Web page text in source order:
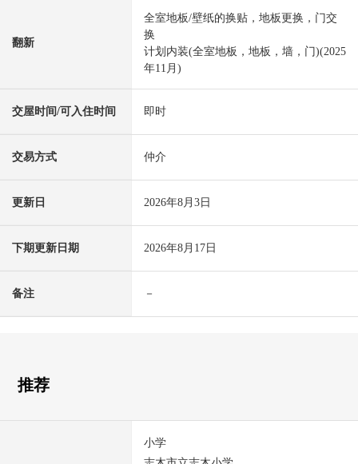
翻新
全室地板/壁纸的换贴，地板更换，门交
换
计划内装(全室地板，地板，墙，门)(2025
年11月)
交屋时间/可入住时间 即时
交易方式 仲介
更新日 2026年8月3日
下期更新日期 2026年8月17日
备注 －
推荐
小学